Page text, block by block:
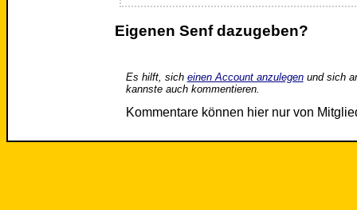
Eigenen Senf dazugeben?
Es hilft, sich einen Account anzulegenund sich
kannste auch kommentieren.
Kommentare können hier nur von